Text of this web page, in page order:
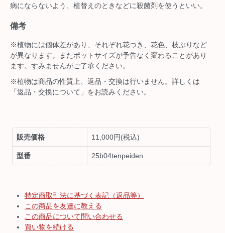
病にならないよう、植替えのときなどに殺菌剤を使うといい。
備考
※植物には個体差があり、それぞれ花つき、花色、枝ぶりなど
が異なります。またポットサイズが予告なく変わることがあり
ます。すみませんがご了承ください。
※植物は商品の性質上、返品・交換は行いません。詳しくは
「返品・交換について」をお読みください。
販売価格 11,000円(税込)
型番 25b04tenpeiden
特定商取引法に基づく表記（返品等）
この商品を友達に教える
この商品について問い合わせる
買い物を続ける